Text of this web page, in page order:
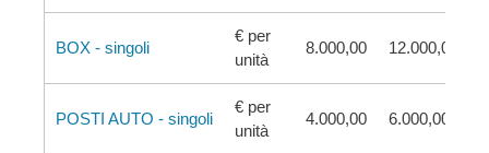
BOX - singoli
€ per
unità
8.000,00 12.000,00
POSTI AUTO - singoli
€ per
unità
4.000,00 6.000,00